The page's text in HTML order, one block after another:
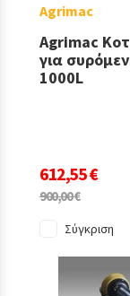
Agrimac
Agrimac
για
1000L
612,55 €
900,00 €
Σύγκριση